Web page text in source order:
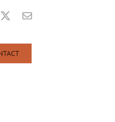
Email